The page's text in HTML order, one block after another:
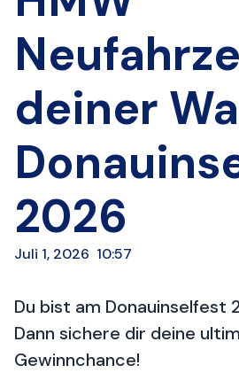
deiner
2026
Juli 1, 2026 10:57
Du bist am Donauinselfest
Dann sichere dir deine
Gewinnchance!